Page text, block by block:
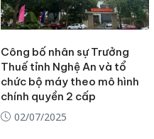
Công bố nhân sự Trưởng
Thuế tỉnh Nghệ An và tổ
chức bộ máy theo mô hình
chính quyền 2 cấp
02/07/2025